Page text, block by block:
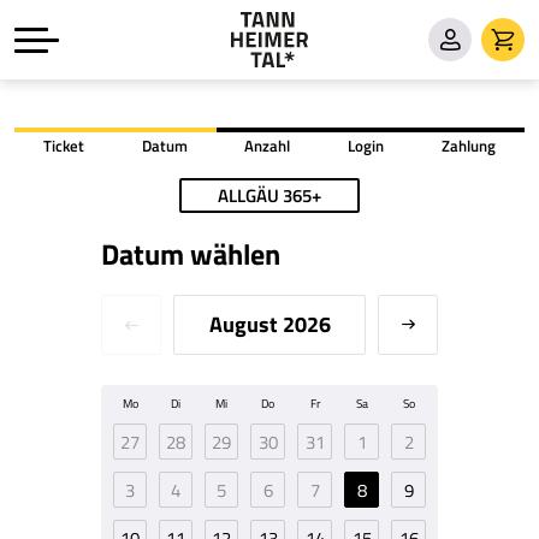
Ticket Datum Anzahl Login Zahlung
ALLGÄU 365+
Datum wählen
August 2026
Mo Di Mi Do Fr Sa So
27 28 29 30 31 1
2
3
4 5 6 7 8
9